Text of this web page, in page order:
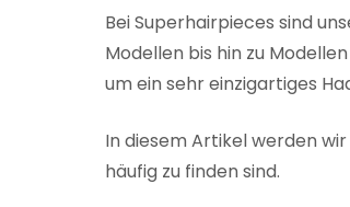
Bei Superhairpieces sind
Modellen bis hin zu
um ein sehr einzigartiges
In diesem Artikel werden
häufig zu finden sind.